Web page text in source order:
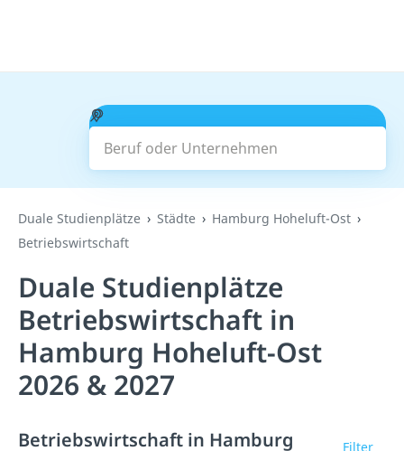
Beruf oder Unternehmen
Suchen
Duale Studienplätze Städte
Hamburg Hoheluft-Ost
Betriebswirtschaft
Duale Studienplätze
Betriebswirtschaft in
Hamburg Hoheluft-Ost
2026 & 2027
Betriebswirtschaft in Hamburg
Filter